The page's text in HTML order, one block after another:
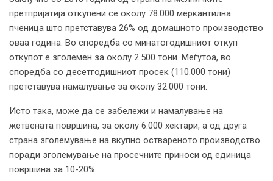
претпријатија откупени се околу 78.000 меркантилна
пченица што претставува 26% од домашното производство
оваа година. Во споредба со минатогодишниот откуп
откупот е зголемен за околу 2.500 тони. Меѓутоа, во
споредба со десетгодишниот просек (110.000 тони)
претставува намалување за околу 32.000 тони.
Исто така, може да се забележи и намалување на
жетвената површина, за околу 6.000 хектари, а од друга
страна зголемување на вкупно оствареното производство
поради зголемување на просечните приноси од единица
површина за 10-20%.